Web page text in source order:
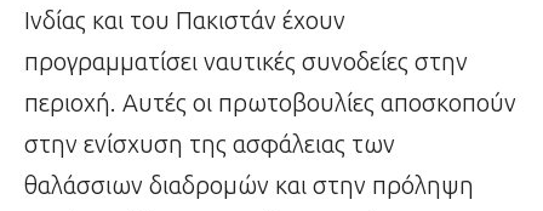
Ινδίας και του Πακιστάν έχουν
προγραμματίσει ναυτικές συνοδείες στην
περιοχή. Αυτές οι πρωτοβουλίες αποσκοπούν
στην ενίσχυση της ασφάλειας των
θαλάσσιων διαδρομών και στην πρόληψη